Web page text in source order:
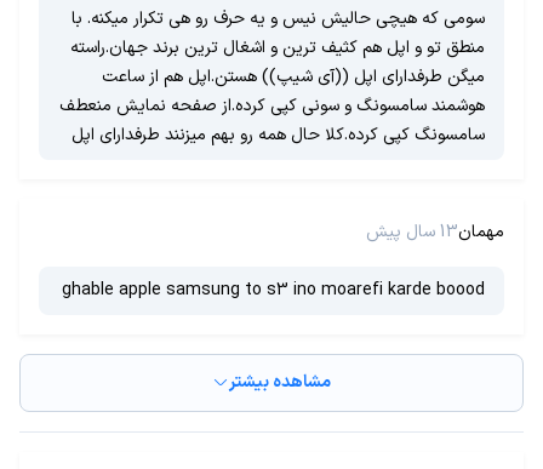
سومی که هیچی حالیش نیس و یه حرف رو هی تکرار میکنه. با
منطق تو و اپل هم کثیف ترین و اشغال ترین برند جهان.راسته
میگن طرفدارای اپل ((آی شیپ)) هستن.اپل هم از ساعت
هوشمند سامسونگ و سونی کپی کرده.از صفحه نمایش منعطف
سامسونگ کپی کرده.کلا حال همه رو بهم میزنند طرفدارای اپل
مهمان13 سال پیش
ghable apple samsung to s3 ino moarefi karde boood
مشاهده بیشتر